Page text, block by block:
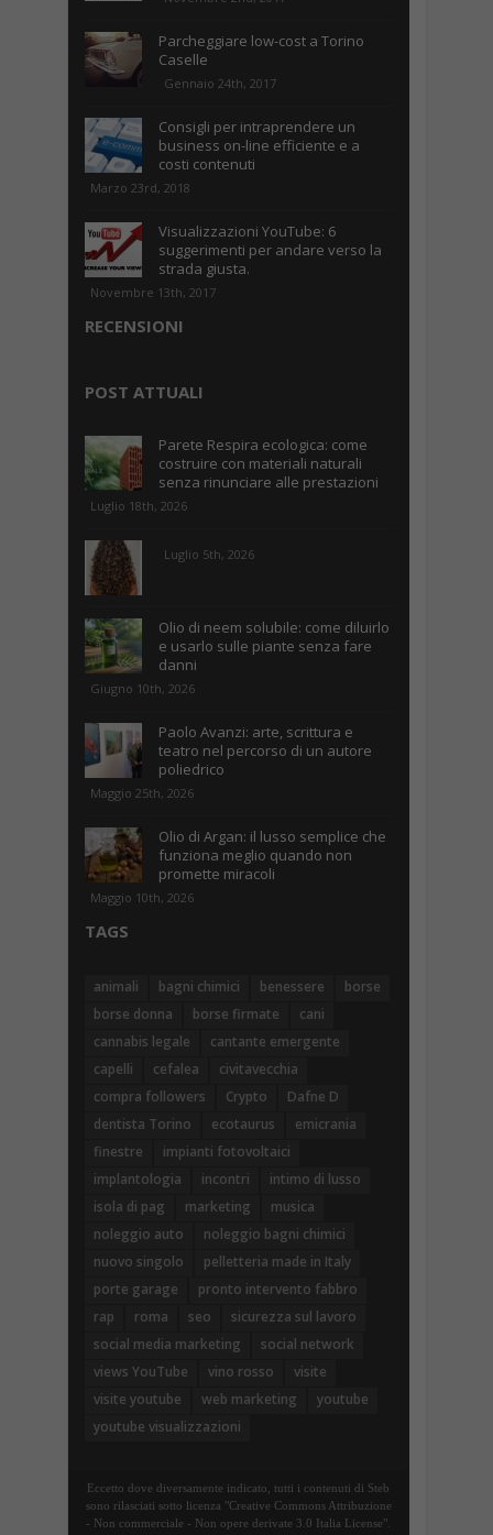
Parcheggiare low-cost a Torino
Caselle
Gennaio 24th, 2017
Consigli per intraprendere un
business on-line efficiente e a
costi contenuti
Marzo 23rd, 2018
Visualizzazioni YouTube: 6
suggerimenti per andare verso la
strada giusta.
Novembre 13th, 2017
RECENSIONI
POST ATTUALI
Parete Respira ecologica: come
costruire con materiali naturali
senza rinunciare alle prestazioni
Luglio 18th, 2026
Luglio 5th, 2026
Olio di neem solubile: come diluirlo
e usarlo sulle piante senza fare
danni
Giugno 10th, 2026
Paolo Avanzi: arte, scrittura e
teatro nel percorso di un autore
poliedrico
Maggio 25th, 2026
Olio di Argan: il lusso semplice che
funziona meglio quando non
promette miracoli
Maggio 10th, 2026
TAGS
animali bagni chimici benessere
borse
borse donna
borse firmate
cani
cannabis legale
cantante emergente
capelli
cefalea
civitavecchia
compra followers
Crypto
Dafne D
dentista Torino
ecotaurus
emicrania
finestre
impianti fotovoltaici
implantologia
incontri
intimo di lusso
isola di pag
marketing
musica
noleggio auto
noleggio bagni chimici
nuovo singolo
pelletteria made in Italy
porte garage
pronto intervento fabbro
rap
roma seo
sicurezza sul lavoro
social media marketing
social network
views YouTube
vino rosso
visite
visite youtube
web marketing
youtube
youtube visualizzazioni
Eccetto dove diversamente indicato, tutti i contenuti di Steb
sono rilasciati sotto licenza "Creative Commons Attribuzione
- Non commerciale - Non opere derivate 3.0 Italia License".